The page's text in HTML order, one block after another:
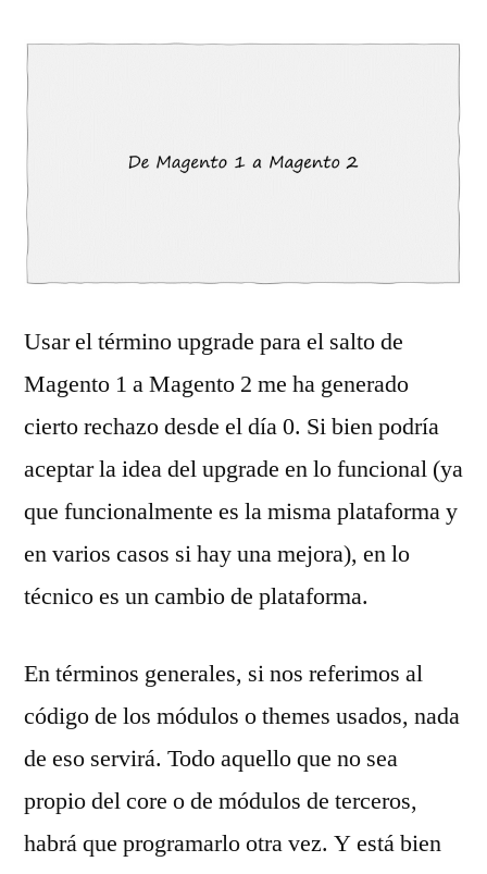
Usar el término upgrade para el salto de
Magento 1 a Magento 2 me ha generado
cierto rechazo desde el día 0. Si bien podría
aceptar la idea del upgrade en lo funcional (ya
que funcionalmente es la misma plataforma y
en varios casos si hay una mejora), en lo
técnico es un cambio de plataforma.
En términos generales, si nos referimos al
código de los módulos o themes usados, nada
de eso servirá. Todo aquello que no sea
propio del core o de módulos de terceros,
habrá que programarlo otra vez. Y está bien